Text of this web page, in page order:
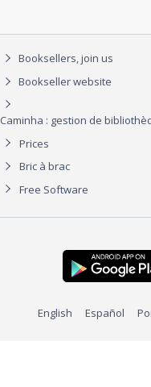
Booksellers, join us
Bookseller website
Caminha : gestion de
Prices
Bric à brac
Free Software
English Español